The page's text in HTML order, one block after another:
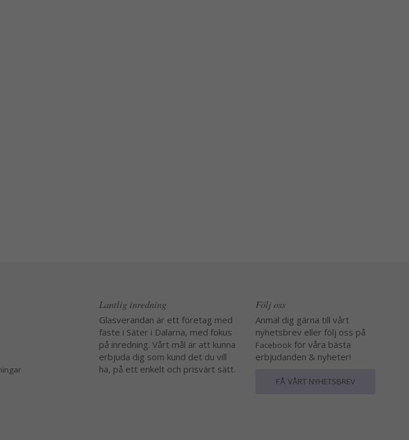
Lantlig inredning
Glasverandan är ett företag med
fäste i Säter i Dalarna, med fokus
på inredning. Vårt mål är att kunna
erbjuda dig som kund det du vill
ha, på ett enkelt och prisvärt sätt.
Följ oss
Anmäl dig gärna till vårt
nyhetsbrev eller följ oss på
Facebook för våra bästa
erbjudanden & nyheter!
FÅ VÅRT NYHETSBREV